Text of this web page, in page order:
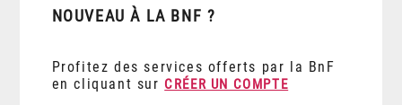
NOUVEAU À LA BNF ?
Profitez des services offerts par la BnF
en cliquant sur CRÉER UN COMPTE